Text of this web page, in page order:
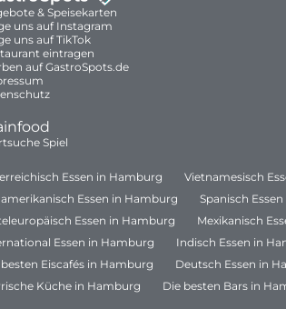
& Speisekarten
uns auf Instagram
uns auf TikTok
eintragen
auf GastroSpots.de
Spiel
Essen in Hamburg Vietnamesisch
Essen in Hamburg
Spanisch
Essen in Hamburg
Mexikanisch
Essen in Hamburg
Indisch Essen in
Eiscafés in Hamburg
Deutsch Essen in
Küche in Hamburg
Die besten Bars in